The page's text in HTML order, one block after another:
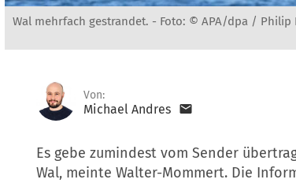
Wal mehrfach gestrandet. - Foto: © APA/dpa / Philip
Von:
Michael Andres
Es gebe zumindest vom Sender
Wal, meinte Walter-Mommert. Die